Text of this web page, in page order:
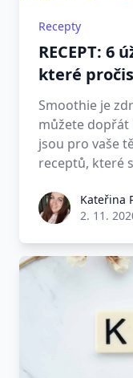
Recepty
RECEPT: 6
které
Smoothie je
můžete dopřát
jsou pro vaše
receptů, které
Kateřina
2. 11.